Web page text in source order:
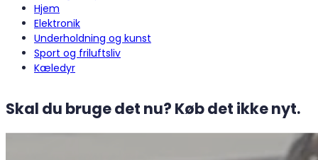
Hjem
Elektronik
Underholdning og kunst
Sport og friluftsliv
Kæledyr
Skal du bruge det nu? Køb det ikke nyt.